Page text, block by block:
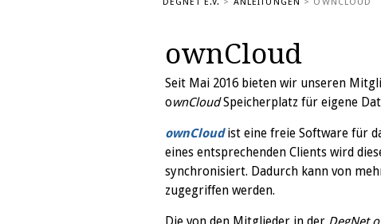
ownCloud
Seit Mai 2016 bieten wir unseren
ownCloudSpeicherplatz für eigene
ownCloudist eine freie Software für
eines entsprechenden Clients wird
synchronisiert. Dadurch kann von
zugegriffen werden.